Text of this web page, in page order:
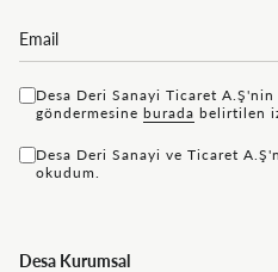
Desa Deri Sanayi Ticaret
göndermesine bu rada belirtilen
Desa Deri Sanayi ve Ticaret
okudum.
Desa Kurumsal